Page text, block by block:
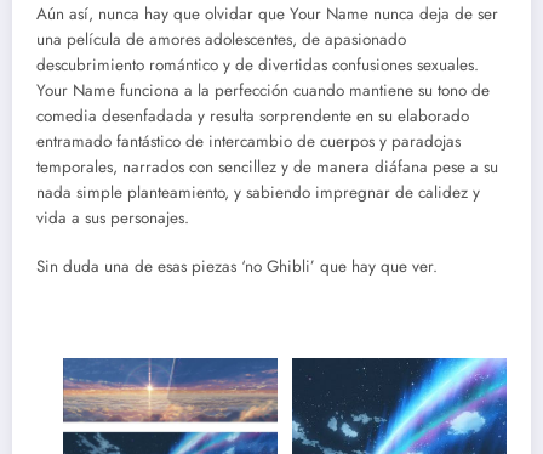
Aún así, nunca hay que olvidar que Your Name nunca deja de ser
una película de amores adolescentes, de apasionado
descubrimiento romántico y de divertidas confusiones sexuales.
Your Name funciona a la perfección cuando mantiene su tono de
comedia desenfadada y resulta sorprendente en su elaborado
entramado fantástico de intercambio de cuerpos y paradojas
temporales, narrados con sencillez y de manera diáfana pese a su
nada simple planteamiento, y sabiendo impregnar de calidez y
vida a sus personajes.
Sin duda una de esas piezas ‘no Ghibli’ que hay que ver.